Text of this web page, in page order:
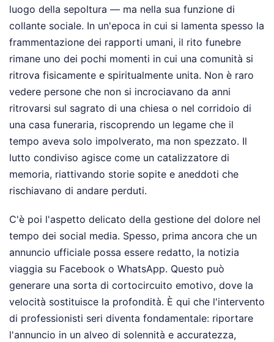
luogo della sepoltura — ma nella sua funzione di
collante sociale. In un'epoca in cui si lamenta spesso la
frammentazione dei rapporti umani, il rito funebre
rimane uno dei pochi momenti in cui una comunità si
ritrova fisicamente e spiritualmente unita. Non è raro
vedere persone che non si incrociavano da anni
ritrovarsi sul sagrato di una chiesa o nel corridoio di
una casa funeraria, riscoprendo un legame che il
tempo aveva solo impolverato, ma non spezzato. Il
lutto condiviso agisce come un catalizzatore di
memoria, riattivando storie sopite e aneddoti che
rischiavano di andare perduti.
C'è poi l'aspetto delicato della gestione del dolore nel
tempo dei social media. Spesso, prima ancora che un
annuncio ufficiale possa essere redatto, la notizia
viaggia su Facebook o WhatsApp. Questo può
generare una sorta di cortocircuito emotivo, dove la
velocità sostituisce la profondità. È qui che l'intervento
di professionisti seri diventa fondamentale: riportare
l'annuncio in un alveo di solennità e accuratezza,